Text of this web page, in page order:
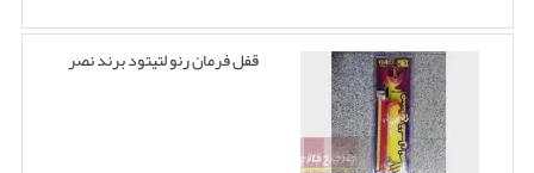
قفل فرمان رنو لتیتود برند نصر